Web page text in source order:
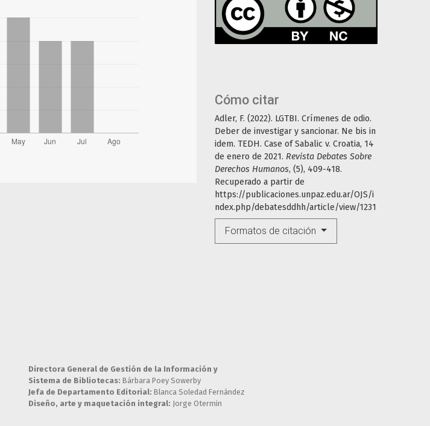
Cómo citar
Adler, F. (2022). LGTBI. Crímenes de odio.
Deber de investigar y sancionar. Ne bis in
idem. TEDH. Case of Sabalic v. Croatia, 14
de enero de 2021. Revista Debates Sobre
Derechos Humanos, (5), 409-418.
Recuperado a partir de
https://publicaciones.unpaz.edu.ar/OJS/i
ndex.php/debatesddhh/article/view/1231
Formatos de citación
Directora General de Gestión de la Información y
Sistema de Bibliotecas: Bárbara Poey Sowerby
Jefa de Departamento Editorial: Blanca Soledad Fernández
Diseño, arte y maquetación integral: Jorge Otermin